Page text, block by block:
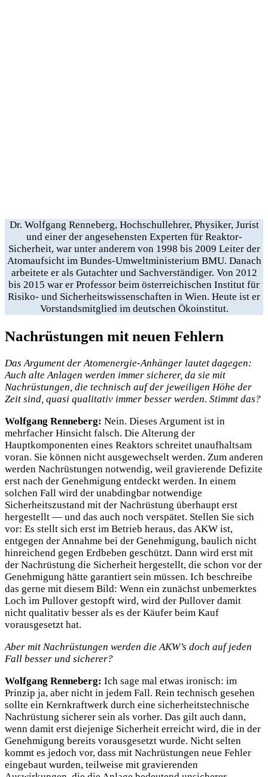
Dr. Wolfgang Renneberg, Hochschullehrer, Physiker, Jurist
und einer der angesehensten Experten für Reaktor-
Sicherheit, war unter anderem von 1998 bis 2009 Leiter der
Atomaufsicht im Bundes-Umweltministerium BMU. Danach
arbeitete er als Gutachter und Sachverständiger. Von 2012
bis 2015 war er Professor beim österreichischen Institut für
Risiko- und Sicherheitswissenschaften in Wien. Heute ist er
Vorstandsmitglied im deutschen Ökoinstitut.
Nachrüstungen mit neuen Fehlern
Das Argument der Atomenergie-Anhänger lautet dagegen:
Auch alte Anlagen werden immer sicherer, da sie mit
Nachrüstungen, die technisch auf der jeweiligen Höhe der
Zeit sind, quasi qualitativ immer besser werden. Stimmt das?
Wolfgang Renneberg: Nein. Dieses Argument ist in
mehrfacher Hinsicht falsch. Die Alterung der
Hauptkomponenten eines Reaktors schreitet unaufhaltsam
voran. Sie können nicht ausgewechselt werden. Zum anderen
werden Nachrüstungen notwendig, weil gravierende Defizite
erst nach der Genehmigung entdeckt werden. In einem
solchen Fall wird der unabdingbar notwendige
Sicherheitszustand mit der Nachrüstung überhaupt erst
hergestellt — und das auch noch verspätet. Stellen Sie sich
vor: Es stellt sich erst im Betrieb heraus, das AKW ist,
entgegen der Annahme bei der Genehmigung, baulich nicht
hinreichend gegen Erdbeben geschützt. Dann wird erst mit
der Nachrüstung die Sicherheit hergestellt, die schon vor der
Genehmigung hätte garantiert sein müssen. Ich beschreibe
das gerne mit diesem Bild: Wenn ein zunächst unbemerktes
Loch im Pullover gestopft wird, wird der Pullover damit
nicht qualitativ besser als es der Käufer beim Kauf
vorausgesetzt hat.
Aber mit Nachrüstungen werden die AKW’s doch auf jeden
Fall besser und sicherer?
Wolfgang Renneberg: Ich sage mal etwas ironisch: im
Prinzip ja, aber nicht in jedem Fall. Rein technisch gesehen
sollte ein Kernkraftwerk durch eine sicherheitstechnische
Nachrüstung sicherer sein als vorher. Das gilt auch dann,
wenn damit erst diejenige Sicherheit erreicht wird, die in der
Genehmigung bereits vorausgesetzt wurde. Nicht selten
kommt es jedoch vor, dass mit Nachrüstungen neue Fehler
eingebaut wurden, teilweise mit gravierenden